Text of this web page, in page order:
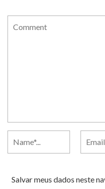
Salvar meus dados neste